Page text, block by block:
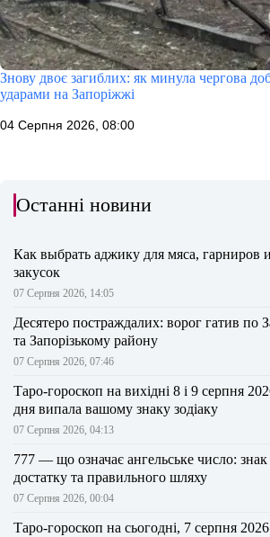
Знову двоє загиблих: як минула чергова
ударами на Запоріжжі
04 Серпня 2026, 08:00
Останні новини
Как выбрать аджику для мяса, гарниров
закусок
07 Серпня 2026, 14:05
Десятеро постраждалих: ворог гатив по
та Запорізькому району
07 Серпня 2026, 07:46
Таро-гороскоп на вихідні 8 і 9 серпня
дня випала вашому знаку зодіаку
07 Серпня 2026, 04:13
777 — що означає ангельське число: знак
достатку та правильного шляху
07 Серпня 2026, 00:04
Таро-гороскоп на сьогодні, 7 серпня